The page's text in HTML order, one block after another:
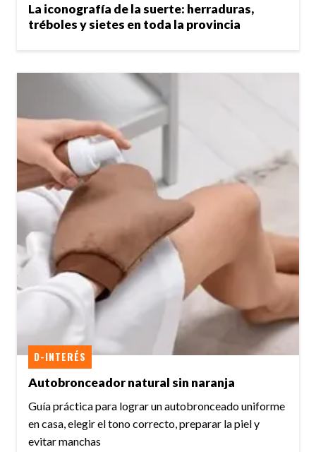
La iconografía de la suerte: herraduras,
tréboles y sietes en toda la provincia
Autobronceador natural sin naranja
D-INTERÉS
Guía práctica para lograr un autobronceado uniforme
en casa, elegir el tono correcto, preparar la piel y
evitar manchas